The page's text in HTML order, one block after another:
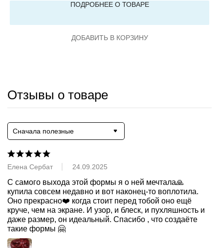
ПОДРОБНЕЕ О ТОВАРЕ
ДОБАВИТЬ В КОРЗИНУ
Отзывы о товаре
Сначала полезные
Елена Сербат 24.09.2025
С самого выхода этой формы я о ней мечтала🙏
купила совсем недавно и вот наконец-то воплотила.
Оно прекрасно❤️ когда стоит перед тобой оно ещё
круче, чем на экране. И узор, и блеск, и пухляшность и
даже размер, он идеальный. Спасибо , что создаёте
такие формы 🤗